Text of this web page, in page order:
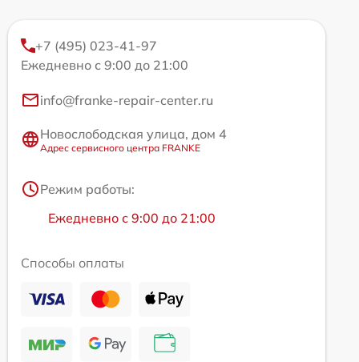
+7 (495) 023-41-97
Ежедневно с 9:00 до 21:00
info@franke-repair-center.ru
Новослободская улица, дом 4
Адрес сервисного центра FRANKE
Режим работы:
Ежедневно с 9:00 до 21:00
Способы оплаты